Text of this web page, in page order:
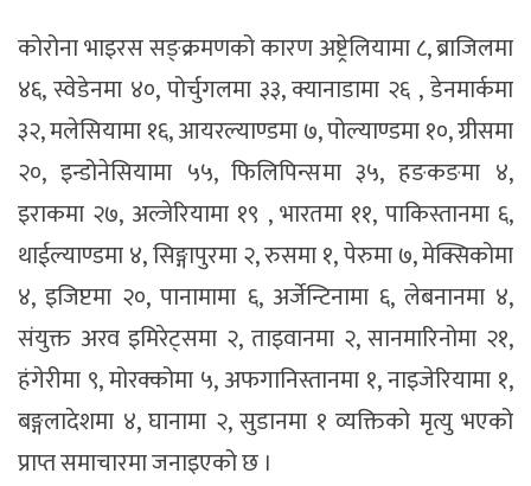
कोरोना भाइरस सङ्क्रमणको कारण अष्ट्रेलियामा ८, ब्राजिलमा
४६, स्वेडेनमा ४०, पोर्चुगलमा ३३, क्यानाडामा २६ , डेनमार्कमा
३२, मलेसियामा १६, आयरल्याण्डमा ७, पोल्याण्डमा १०, ग्रीसमा
२०, इन्डोनेसियामा ५५, फिलिपिन्समा ३५, हङकङमा ४,
इराकमा २७, अल्जेरियामा १९ , भारतमा ११, पाकिस्तानमा ६,
थाईल्याण्डमा ४, सिङ्गापुरमा २, रुसमा १, पेरुमा ७, मेक्सिकोमा
४, इजिप्टमा २०, पानामामा ६, अर्जेन्टिनामा ६, लेबनानमा ४,
संयुक्त अरव इमिरेट्समा २, ताइवानमा २, सानमारिनोमा २१,
हंगेरीमा ९, मोरक्कोमा ५, अफगानिस्तानमा १, नाइजेरियामा १,
बङ्गलादेशमा ४, घानामा २, सुडानमा १ व्यक्तिको मृत्यु भएको
प्राप्त समाचारमा जनाइएको छ ।